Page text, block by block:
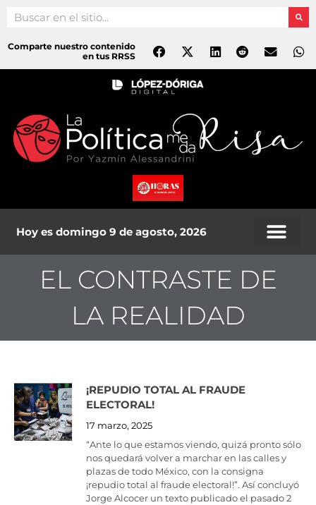
contenido
Search
Comparte nuestro contenido
en tus RRSS
Hoy es domingo 9 de agosto, 2026
EL CONTRASTE DE
LA REALIDAD
¡REPUDIO TOTAL AL FRAUDE
ELECTORAL!
17 marzo, 2025
“Ante lo que estamos viendo, quizá pronto sólo
nos quedará volver a marchar en las calles y
plazas de todo México, con la consigna
¡repudio total al fraude electoral!”. Así concluyó
Jorge Alcocer un texto publicado el pasado 2
PagePagePagePagePagePagePagePage